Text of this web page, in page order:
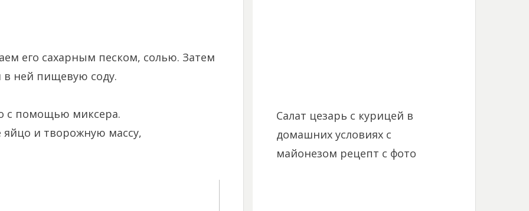
его сахарным песком, солью. Затем
ней пищевую соду.
с помощью миксера.
и творожную массу,
Салат цезарь с курицей в
домашних условиях с
майонезом рецепт с фото